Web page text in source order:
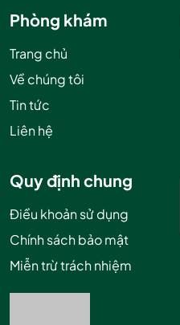
Phòng khám
Trang chủ
Về chúng tôi
Tin tức
Liên hệ
Quy định chung
Điều khoản sử dụng
Chính sách bảo mật
Miễn trừ trách nhiệm